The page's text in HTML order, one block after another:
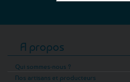
A propos
Qui sommes-nous ?
Nos artisans et producteurs